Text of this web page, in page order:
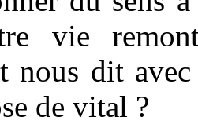
vie
nous dit
de vital ?